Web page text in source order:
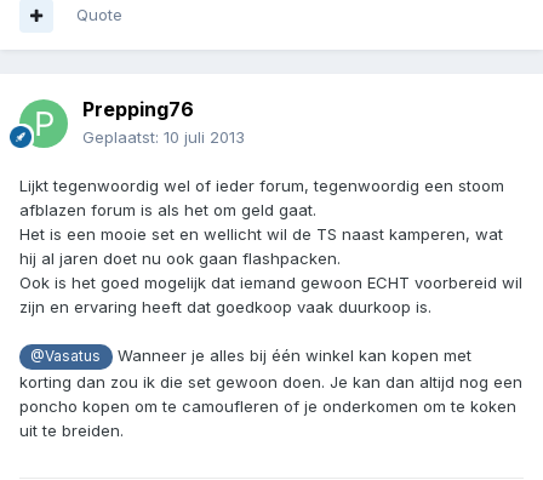
Quote
Prepping76
Geplaatst: 10 juli 2013
Lijkt tegenwoordig wel of ieder forum, tegenwoordig een stoom
afblazen forum is als het om geld gaat.
Het is een mooie set en wellicht wil de TS naast kamperen, wat
hij al jaren doet nu ook gaan flashpacken.
Ook is het goed mogelijk dat iemand gewoon ECHT voorbereid wil
zijn en ervaring heeft dat goedkoop vaak duurkoop is.
@Vasatus
Wanneer je alles bij één winkel kan kopen met
korting dan zou ik die set gewoon doen. Je kan dan altijd nog een
poncho kopen om te camoufleren of je onderkomen om te koken
uit te breiden.